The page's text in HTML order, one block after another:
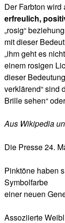
Der Farbton
erfreulich,
„rosig“
mit dieser
„ihm geht es
einem rosigen
dieser
verklärend“ sind
Brille sehen“
Aus Wikipedia
Die Presse 24.
Pinktöne haben
Symbolfarbe
einer neuen
Assoziierte